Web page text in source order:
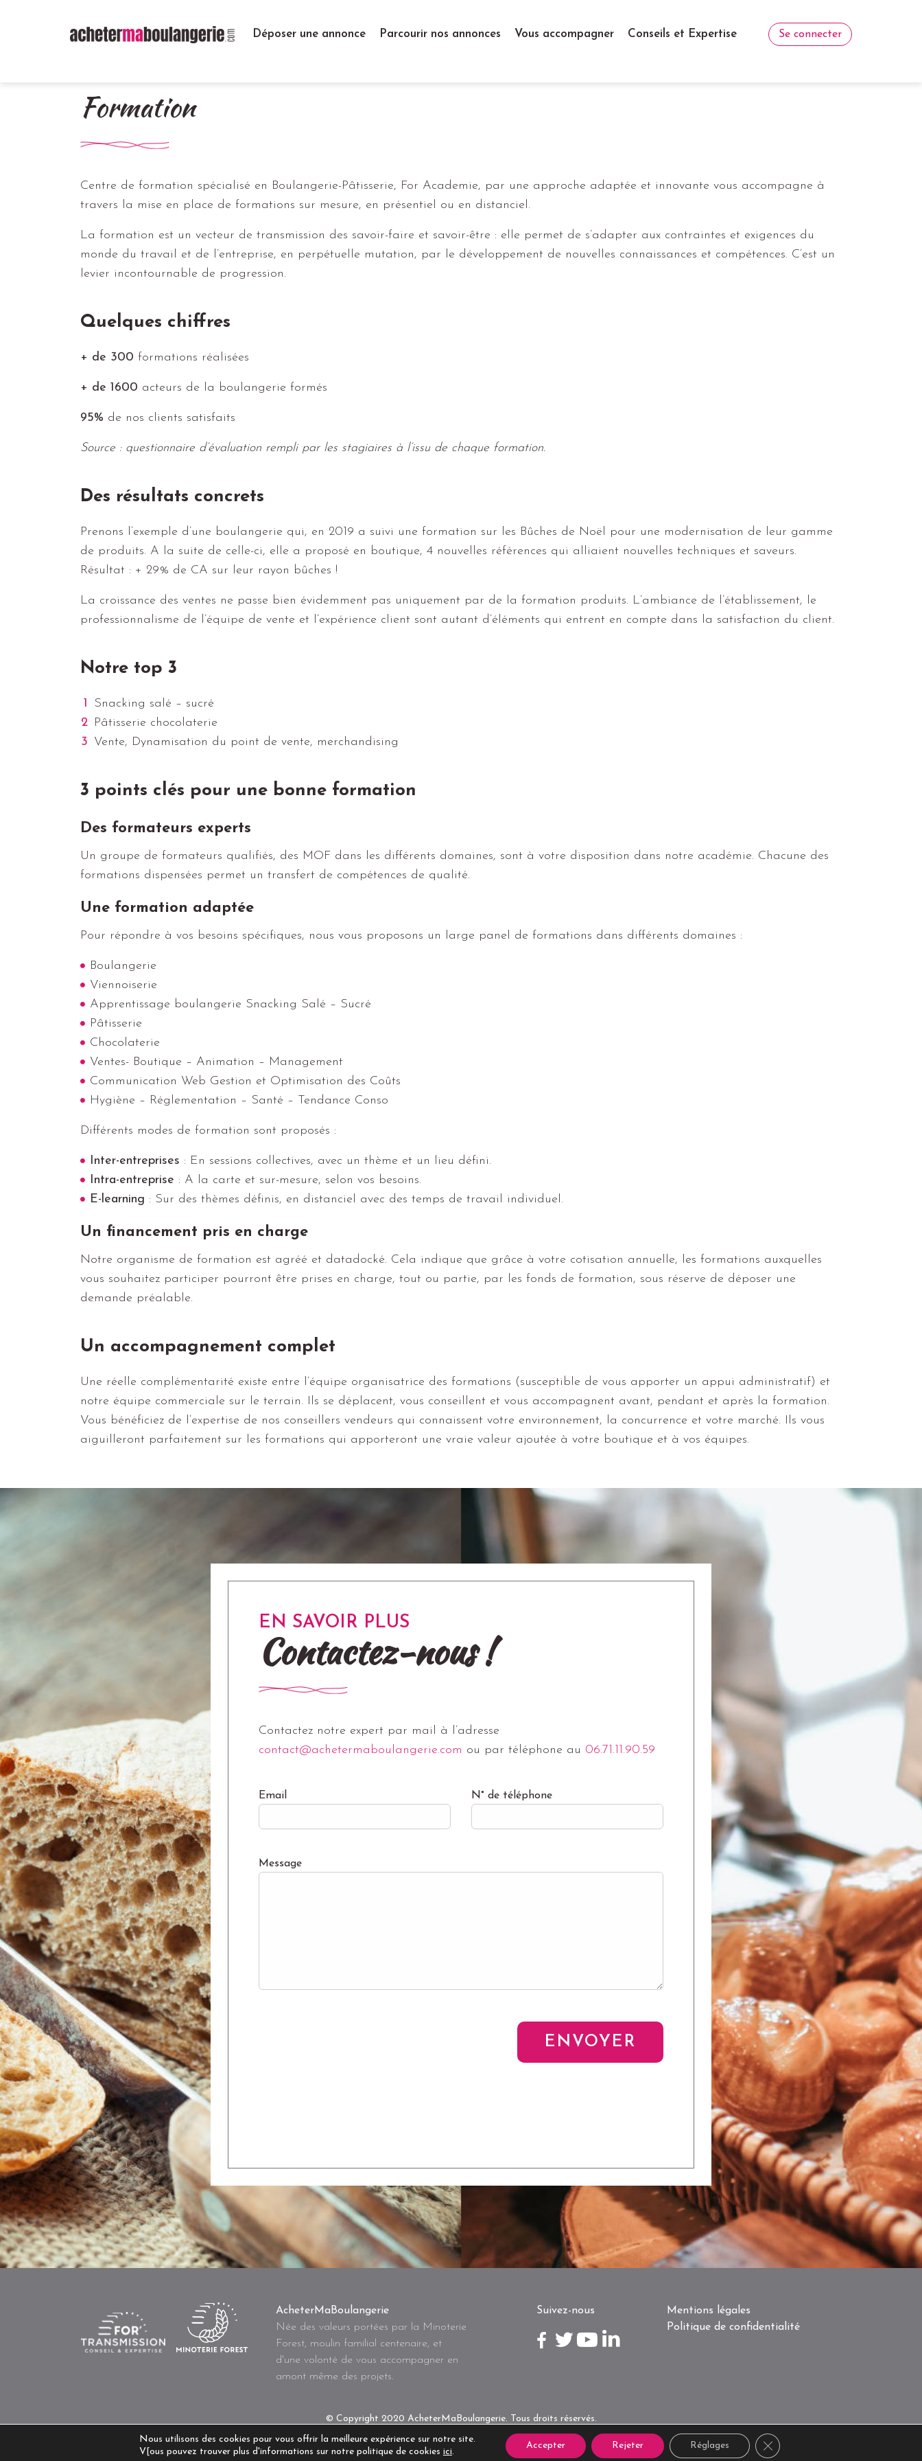
Déposer une annonce Parcourir nos annonces Vous accompagner Conseils et Expertise Se connecter
Formation
Centre de formation spécialisé en Boulangerie-Pâtisserie, For Academie, par une approche adaptée et innovante vous accompagne à
travers la mise en place de formations sur mesure, en présentiel ou en distanciel.
La formation est un vecteur de transmission des savoir-faire et savoir-être : elle permet de s’adapter aux contraintes et exigences du
monde du travail et de l’entreprise, en perpétuelle mutation, par le développement de nouvelles connaissances et compétences. C’est un
levier incontournable de progression.
Quelques chiffres
+ de 300 formations réalisées
+ de 1600 acteurs de la boulangerie formés
95% de nos clients satisfaits
Source : questionnaire d’évaluation rempli par les stagiaires à l’issu de chaque formation.
Des résultats concrets
Prenons l’exemple d’une boulangerie qui, en 2019 a suivi une formation sur les Bûches de Noël pour une modernisation de leur gamme
de produits. A la suite de celle-ci, elle a proposé en boutique, 4 nouvelles références qui alliaient nouvelles techniques et saveurs.
Résultat : + 29% de CA sur leur rayon bûches !
La croissance des ventes ne passe bien évidemment pas uniquement par de la formation produits. L’ambiance de l’établissement, le
professionnalisme de l’équipe de vente et l’expérience client sont autant d’éléments qui entrent en compte dans la satisfaction du client.
Notre top 3
Snacking salé – sucré
Pâtisserie chocolaterie
Vente, Dynamisation du point de vente, merchandising
3 points clés pour une bonne formation
Des formateurs experts
Un groupe de formateurs qualifiés, des MOF dans les différents domaines, sont à votre disposition dans notre académie. Chacune des
formations dispensées permet un transfert de compétences de qualité.
Une formation adaptée
Pour répondre à vos besoins spécifiques, nous vous proposons un large panel de formations dans différents domaines :
Boulangerie
Viennoiserie
Apprentissage boulangerie Snacking Salé – Sucré
Pâtisserie
Chocolaterie
Ventes- Boutique – Animation – Management
Communication Web Gestion et Optimisation des Coûts
Hygiène – Réglementation – Santé – Tendance Conso
Différents modes de formation sont proposés :
Inter-entreprises : En sessions collectives, avec un thème et un lieu défini.
Intra-entreprise : A la carte et sur-mesure, selon vos besoins.
E-learning : Sur des thèmes définis, en distanciel avec des temps de travail individuel.
Un financement pris en charge
Notre organisme de formation est agréé et datadocké. Cela indique que grâce à votre cotisation annuelle, les formations auxquelles
vous souhaitez participer pourront être prises en charge, tout ou partie, par les fonds de formation, sous réserve de déposer une
demande préalable.
Un accompagnement complet
Une réelle complémentarité existe entre l’équipe organisatrice des formations (susceptible de vous apporter un appui administratif) et
notre équipe commerciale sur le terrain. Ils se déplacent, vous conseillent et vous accompagnent avant, pendant et après la formation.
Vous bénéficiez de l’expertise de nos conseillers vendeurs qui connaissent votre environnement, la concurrence et votre marché. Ils vous
aiguilleront parfaitement sur les formations qui apporteront une vraie valeur ajoutée à votre boutique et à vos équipes.
EN SAVOIR PLUS
Contactez-nous !
Contactez notre expert par mail à l’adresse
contact@achetermaboulangerie.com ou par téléphone au 06.71.11.90.59
Email N° de téléphone
Message
AcheterMaBoulangerie
Née des valeurs portées par la Minoterie
Forest, moulin familial centenaire, et
d'une volonté de vous accompagner en
amont même des projets.
Suivez-nous
Mentions légales
Politique de confidentialité
© Copyright 2020 AcheterMaBoulangerie. Tous droits réservés.
Nous utilisons des cookies pour vous offrir la meilleure expérience sur notre site.
V[ous pouvez trouver plus d'informations sur notre politique de cookies ici.
Accepter Rejeter Réglages Close GDPR Cookie Banner